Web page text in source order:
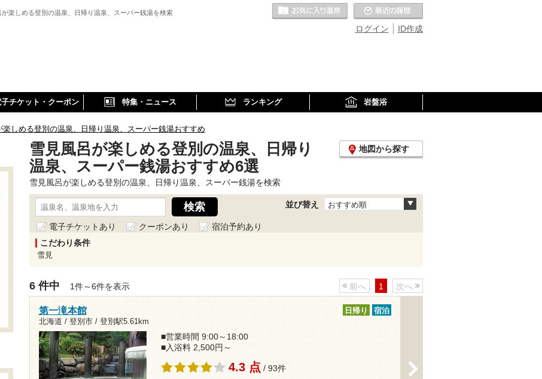
が楽しめる登別の温泉、日帰り温泉、スーパー銭湯を検索
ID作成
ログイン
お気に入りの温泉
子チケット・クーポン 特集・ニュース ランキング 岩盤浴
楽しめる登別の温泉、日帰り温泉、スーパー銭湯おすすめ
雪見風呂が楽しめる登別の温泉、日帰り
温泉、スーパー銭湯おすすめ6選
地図から探す
雪見風呂が楽しめる登別の温泉、日帰り温泉、スーパー銭湯を検索
並び替え おすすめ順
電子チケットあり クーポンあり
宿泊予約あり
こだわり条件
雪見
6 件中 1件～6件を表示 前へ 1 次へ
第一滝本館
北海道 / 登別市 / 登別駅5.61km
日帰り 宿泊
■営業時間 9:00～18:00
■入浴料 2,500円～
4.3 点 / 93件